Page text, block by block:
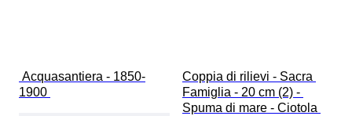
1900
Coppia di rilievi - Sacra
Famiglia - 20 cm (2) -
Spuma di mare - Ciotola